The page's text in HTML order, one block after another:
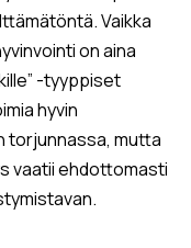
Vaikka
on aina
-tyyppiset
hyvin
torjunnassa, mutta
vaatii ehdottomasti